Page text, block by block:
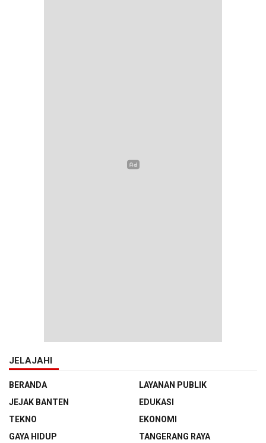
JELAJAHI
BERANDA
LAYANAN PUBLIK
JEJAK BANTEN
EDUKASI
TEKNO
EKONOMI
GAYA HIDUP
TANGERANG RAYA